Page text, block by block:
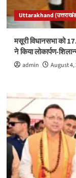
Uttarakhand
मसूरी विधानसभा को
ने किया लोकार्पण-
admin August 4,